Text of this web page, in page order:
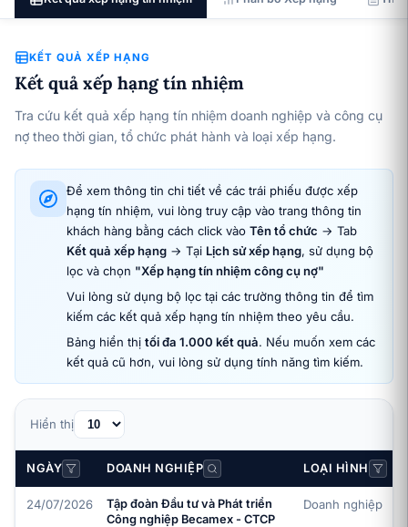
KẾT QUẢ XẾP HẠNG
Kết quả xếp hạng tín nhiệm
Tra cứu kết quả xếp hạng tín nhiệm doanh nghiệp và công cụ
nợ theo thời gian, tổ chức phát hành và loại xếp hạng.
Để xem thông tin chi tiết về các trái phiếu được xếp
hạng tín nhiệm, vui lòng truy cập vào trang thông tin
khách hàng bằng cách click vào Tên tổ chức → Tab
Kết quả xếp hạng → Tại Lịch sử xếp hạng, sử dụng bộ
lọc và chọn "Xếp hạng tín nhiệm công cụ nợ"
Vui lòng sử dụng bộ lọc tại các trường thông tin để tìm
kiếm các kết quả xếp hạng tín nhiệm theo yêu cầu.
Bảng hiển thị tối đa 1.000 kết quả. Nếu muốn xem các
kết quả cũ hơn, vui lòng sử dụng tính năng tìm kiếm.
Hiển thị
NGÀY DOANH NGHIỆP LOẠI HÌNH
24/07/2026
Tập đoàn Đầu tư và Phát triển
Công nghiệp Becamex - CTCP
Doanh nghiệp